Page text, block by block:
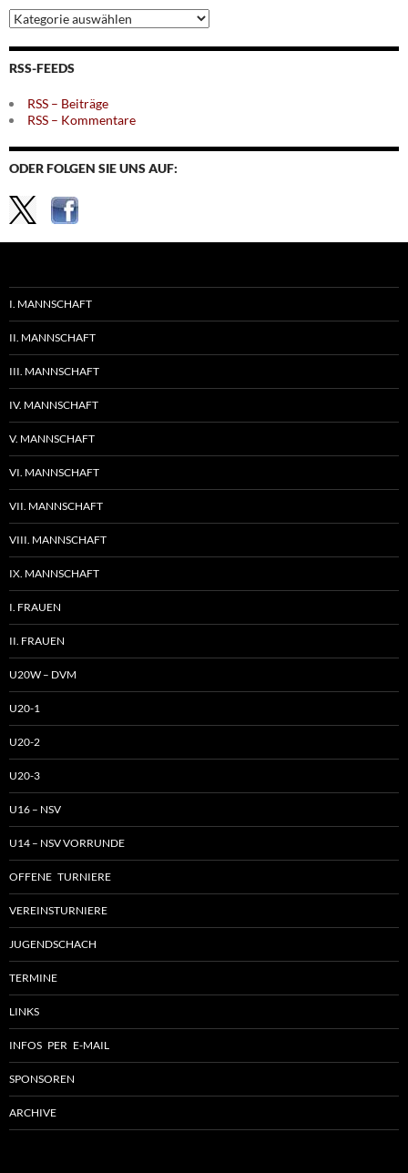
Archiv
nach
Themen
RSS-FEEDS
RSS – Beiträge
RSS – Kommentare
ODER FOLGEN SIE UNS AUF:
I. MANNSCHAFT
II. MANNSCHAFT
III. MANNSCHAFT
IV. MANNSCHAFT
V. MANNSCHAFT
VI. MANNSCHAFT
VII. MANNSCHAFT
VIII. MANNSCHAFT
IX. MANNSCHAFT
I. FRAUEN
II. FRAUEN
U20W – DVM
U20-1
U20-2
U20-3
U16 – NSV
U14 – NSV VORRUNDE
OFFENE TURNIERE
VEREINSTURNIERE
JUGENDSCHACH
TERMINE
LINKS
INFOS PER E-MAIL
SPONSOREN
ARCHIVE